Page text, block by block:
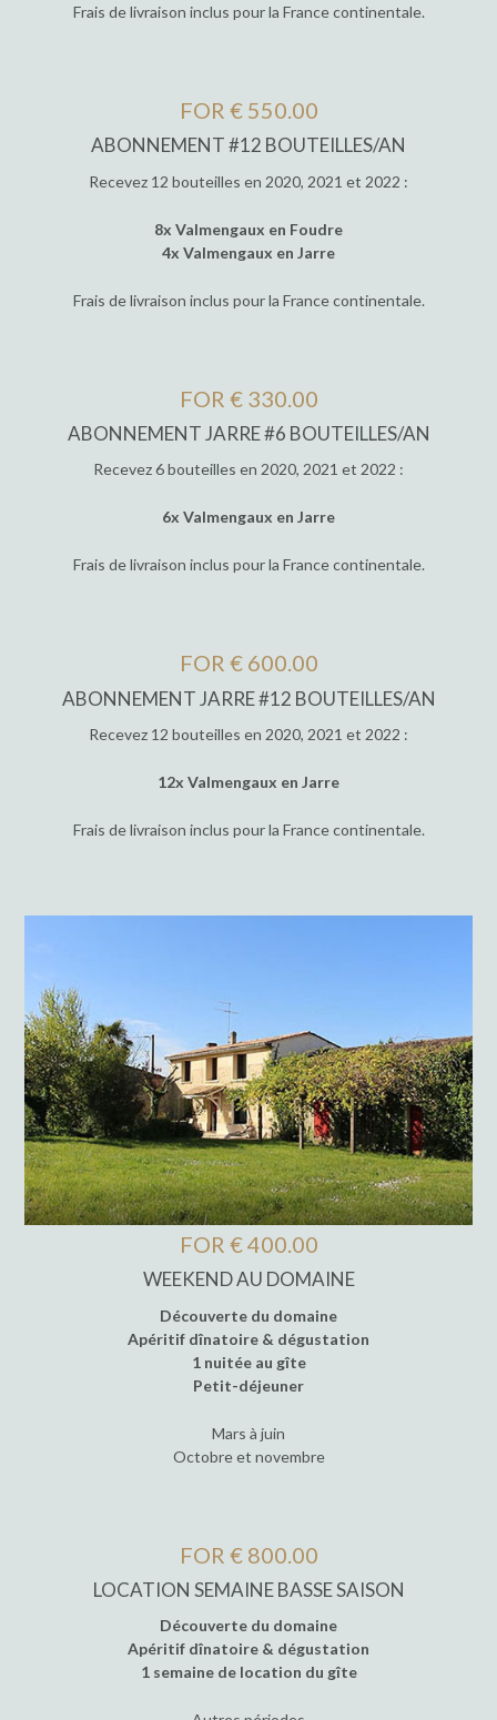
Frais de livraison inclus pour la France continentale.
FOR € 550.00
ABONNEMENT #12 BOUTEILLES/AN
Recevez 12 bouteilles en 2020, 2021 et 2022 :
8x Valmengaux en Foudre
4x Valmengaux en Jarre
Frais de livraison inclus pour la France continentale.
FOR € 330.00
ABONNEMENT JARRE #6 BOUTEILLES/AN
Recevez 6 bouteilles en 2020, 2021 et 2022 :
6x Valmengaux en Jarre
Frais de livraison inclus pour la France continentale.
FOR € 600.00
ABONNEMENT JARRE #12 BOUTEILLES/AN
Recevez 12 bouteilles en 2020, 2021 et 2022 :
12x Valmengaux en Jarre
Frais de livraison inclus pour la France continentale.
FOR € 400.00
WEEKEND AU DOMAINE
Découverte du domaine
Apéritif dînatoire & dégustation
1 nuitée au gîte
Petit-déjeuner
Mars à juin
Octobre et novembre
FOR € 800.00
LOCATION SEMAINE BASSE SAISON
Découverte du domaine
Apéritif dînatoire & dégustation
1 semaine de location du gîte